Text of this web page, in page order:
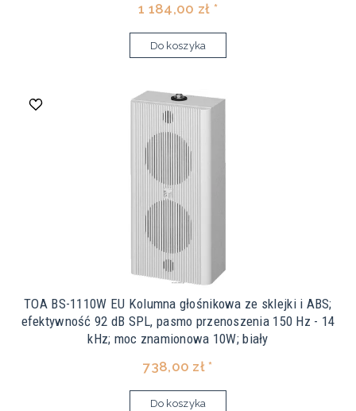
1 184,00 zł *
Do koszyka
TOA BS-1110W EU Kolumna głośnikowa ze sklejki i ABS;
efektywność 92 dB SPL, pasmo przenoszenia 150 Hz - 14
kHz; moc znamionowa 10W; biały
738,00 zł *
Do koszyka